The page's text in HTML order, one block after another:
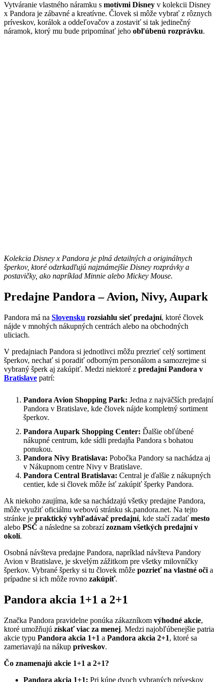
Vytváranie vlastného náramku s motívmi Disney v kolekcii Disney
x Pandora je zábavné a kreatívne. Človek si môže vybrať z rôznych
príveskov, korálok a oddeľovačov a zostaviť si tak jedinečný
náramok, ktorý mu bude pripomínať jeho obľúbenú rozprávku.
Kolekcia Disney x Pandora je plná detailných a originálnych
šperkov, ktoré odzrkadľujú najznámejšie Disney rozprávky a
postavičky, ako napríklad Minnie alebo Mickey Mouse.
Predajne Pandora – Avion, Nivy, Aupark
Pandora má na Slovensku rozsiahlu sieť predajní, ktoré človek
nájde v mnohých nákupných centrách alebo na obchodných
uliciach.
V predajniach Pandora si jednotlivci môžu prezrieť celý sortiment
šperkov, nechať si poradiť odborným personálom a samozrejme si
vybraný šperk aj zakúpiť. Medzi niektoré z predajní Pandora v
Bratislave patrí:
Pandora Avion Shopping Park: Jedna z najväčších predajní
Pandora v Bratislave, kde človek nájde kompletný sortiment
šperkov.
Pandora Aupark Shopping Center: Ďalšie obľúbené
nákupné centrum, kde sídli predajňa Pandora s bohatou
ponukou.
Pandora Nivy Bratislava: Pobočka Pandory sa nachádza aj
v Nákupnom centre Nivy v Bratislave.
Pandora Central Bratislava: Central je ďalšie z nákupných
centier, kde si človek môže ísť zakúpiť šperky Pandora.
Ak niekoho zaujíma, kde sa nachádzajú všetky predajne Pandora,
môže využiť oficiálnu webovú stránku sk.pandora.net. Na tejto
stránke je praktický vyhľadávač predajní, kde stačí zadať mesto
alebo PSČ a následne sa zobrazízoznam všetkých predajní v
okolí.
Osobná návšteva predajne Pandora, napríklad návšteva Pandory
Avion v Bratislave, je skvelým zážitkom pre všetky milovníčky
šperkov. Vybrané šperky si tu človek môže pozrieť na vlastné oči a
prípadne si ich môže rovno zakúpiť.
Pandora akcia 1+1 a 2+1
Značka Pandora pravidelne ponúka zákazníkom výhodné akcie,
ktoré umožňujú získať viac za menej. Medzi najobľúbenejšie patria
akcie typu Pandora akcia 1+1 a Pandora akcia 2+1, ktoré sa
zameriavajú na nákup príveskov.
Čo znamenajú akcie 1+1 a 2+1?
Pandora akcia 1+1: Pri kúpe dvoch vybraných príveskov